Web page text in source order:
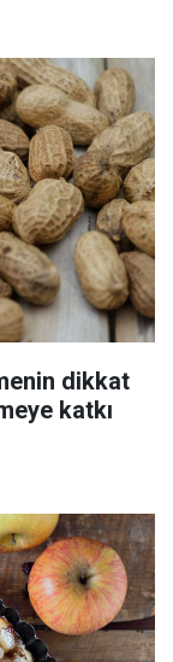
dikkat
katkı